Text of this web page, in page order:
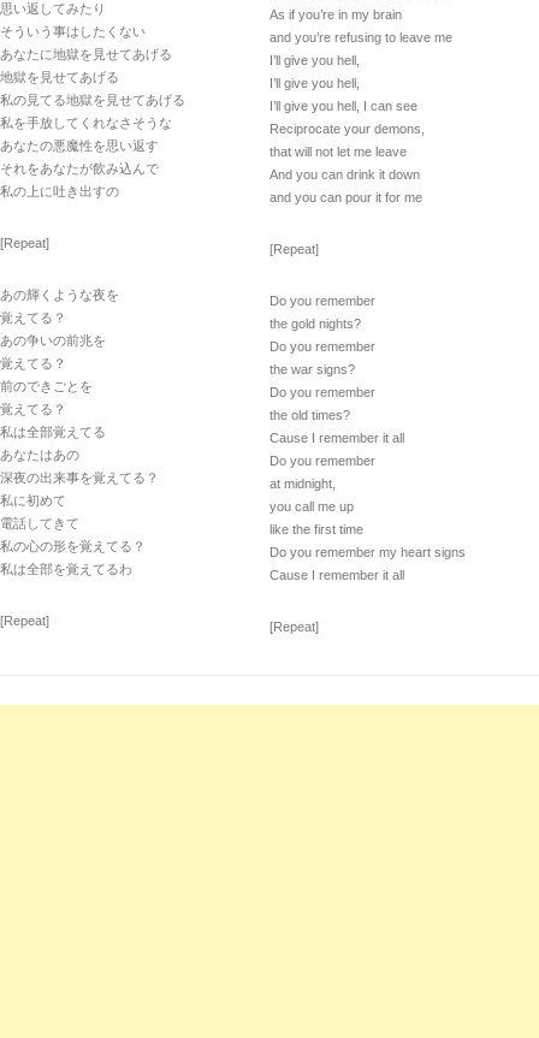
思い返してみたり
そういう事はしたくない
あなたに地獄を見せてあげる
地獄を見せてあげる
私の見てる地獄を見せてあげる
私を手放してくれなさそうな
あなたの悪魔性を思い返す
それをあなたが飲み込んで
私の上に吐き出すの
[Repeat]
あの輝くような夜を
覚えてる？
あの争いの前兆を
覚えてる？
前のできごとを
覚えてる？
私は全部覚えてる
あなたはあの
深夜の出来事を覚えてる？
私に初めて
電話してきて
私の心の形を覚えてる？
私は全部を覚えてるわ
[Repeat]
As if you’re in my brain
and you’re refusing to leave me
I’ll give you hell,
I’ll give you hell,
I’ll give you hell, I can see
Reciprocate your demons,
that will not let me leave
And you can drink it down
and you can pour it for me
[Repeat]
Do you remember
the gold nights?
Do you remember
the war signs?
Do you remember
the old times?
Cause I remember it all
Do you remember
at midnight,
you call me up
like the first time
Do you remember my heart signs
Cause I remember it all
[Repeat]